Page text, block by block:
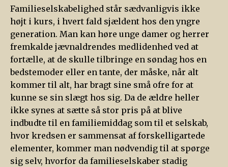
Familieselskabelighed står sædvanligvis ikke
højt i kurs, i hvert fald sjældent hos den yngre
generation. Man kan høre unge damer og herrer
fremkalde jævnaldrendes medlidenhed ved at
fortælle, at de skulle tilbringe en søndag hos en
bedstemoder eller en tante, der måske, når alt
kommer til alt, har bragt sine små ofre for at
kunne se sin slægt hos sig. Da de ældre heller
ikke synes at sætte så stor pris på at blive
indbudte til en familiemiddag som til et selskab,
hvor kredsen er sammensat af forskelligartede
elementer, kommer man nødvendig til at spørge
sig selv, hvorfor da familieselskaber stadig